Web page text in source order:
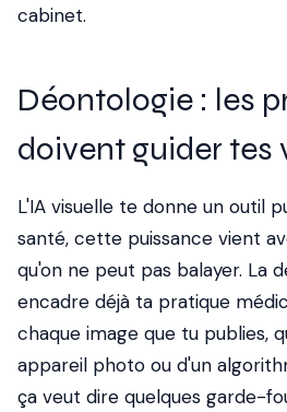
cabinet.
Déontologie : les
doivent guider tes
L'IA visuelle te donne un outil
santé, cette puissance vient
qu'on ne peut pas balayer. La
encadre déjà ta pratique
chaque image que tu publies,
appareil photo ou d'un
ça veut dire quelques garde-